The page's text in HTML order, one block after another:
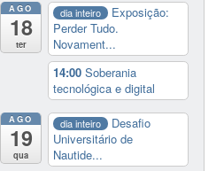
AGO
18
ter
dia inteiro
Exposição:
Perder Tudo.
Novament...
14:00Soberania
tecnológica e digital
AGO
19
qua
dia inteiro
Desafio
Universitário de
Nautide...